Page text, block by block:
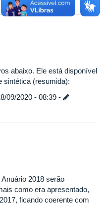
abaixo. Ele está disponível
sintética (resumida):
09/2020 - 08:39 -
2018 serão
como era apresentado,
ficando coerente com